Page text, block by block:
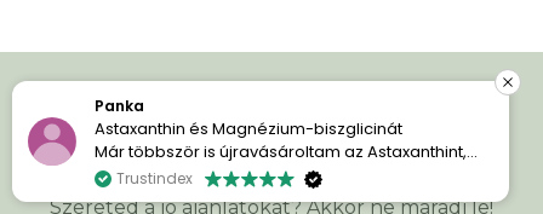
Iratkozz fel és spórolj!
Szereted a jó ajánlatokat? Akkor ne maradj le!
Panka
Astaxanthin és Magnézium-biszglicinát
Már többször is újravásároltam az Astaxanthint,
mert egyszerűen imádom a hatását. A bőröm
sokkal szebb és ragyogóbb.
Trustindex